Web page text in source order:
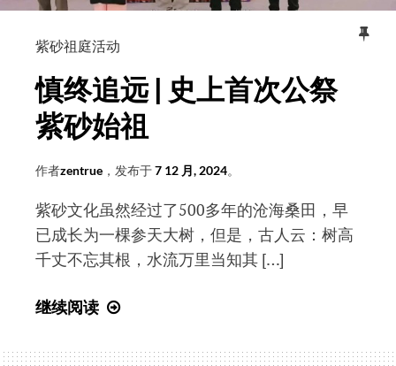
讨
紫砂祖庭活动
慎终追远 | 史上首次公祭
紫砂始祖
作者zentrue ，发布于7 12 月, 2024。
紫砂文化虽然经过了500多年的沧海桑田，早
已成长为一棵参天大树，但是，古人云：树高
千丈不忘其根，水流万里当知其 […]
继续阅读
追